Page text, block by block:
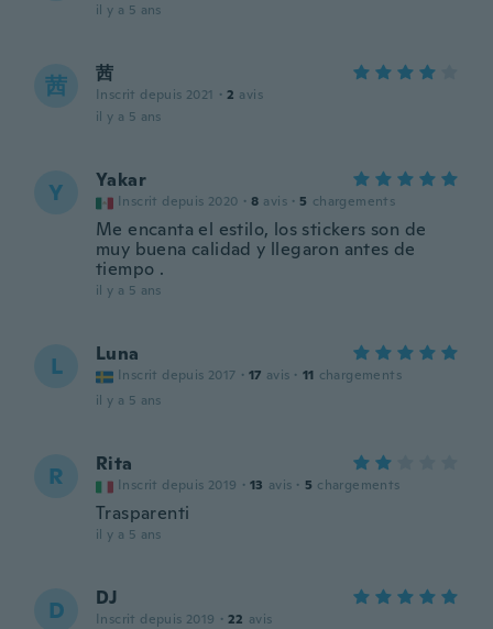
il y a 5 ans
茜 茜
Inscrit depuis 2021 · 2 avis
il y a 5 ans
Y Yakar
Inscrit depuis 2020 · 8 avis · 5 chargements
Me encanta el estilo, los stickers son de
muy buena calidad y llegaron antes de
tiempo .
il y a 5 ans
L Luna
Inscrit depuis 2017 · 17 avis · 11 chargements
il y a 5 ans
R Rita
Inscrit depuis 2019 · 13 avis · 5 chargements
Trasparenti
il y a 5 ans
D DJ
Inscrit depuis 2019 · 22 avis